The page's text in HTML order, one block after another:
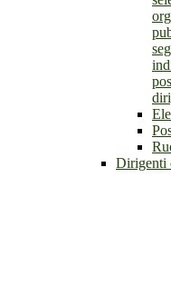
Dirigenti